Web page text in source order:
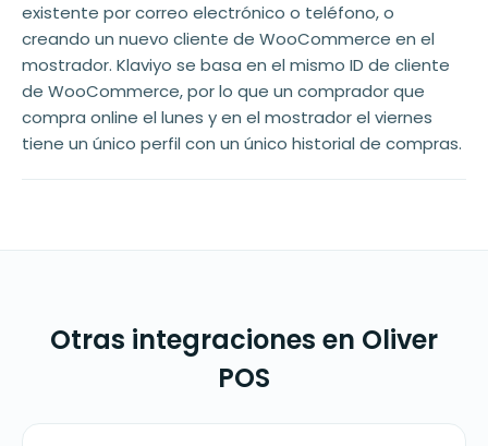
existente por correo electrónico o teléfono, o
creando un nuevo cliente de WooCommerce en el
mostrador. Klaviyo se basa en el mismo ID de cliente
de WooCommerce, por lo que un comprador que
compra online el lunes y en el mostrador el viernes
tiene un único perfil con un único historial de compras.
Otras integraciones en Oliver
POS